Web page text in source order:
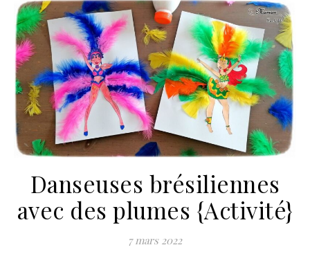
Danseuses brésiliennes
avec des plumes {Activité}
7 mars 2022